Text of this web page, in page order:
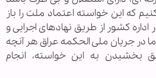
که این خواسته اعتماد ملت را باز
کشور از طریق نهاد‌های اجرایی و
در جریان ملی الحکمه عراق هر آنچه
بخشیدن به این خواسته، انجام